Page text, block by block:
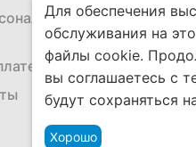
Написать
Для обеспечения
обслуживания на
файлы cookie.
вы соглашаетесь с
будут сохраняться
Хорошо